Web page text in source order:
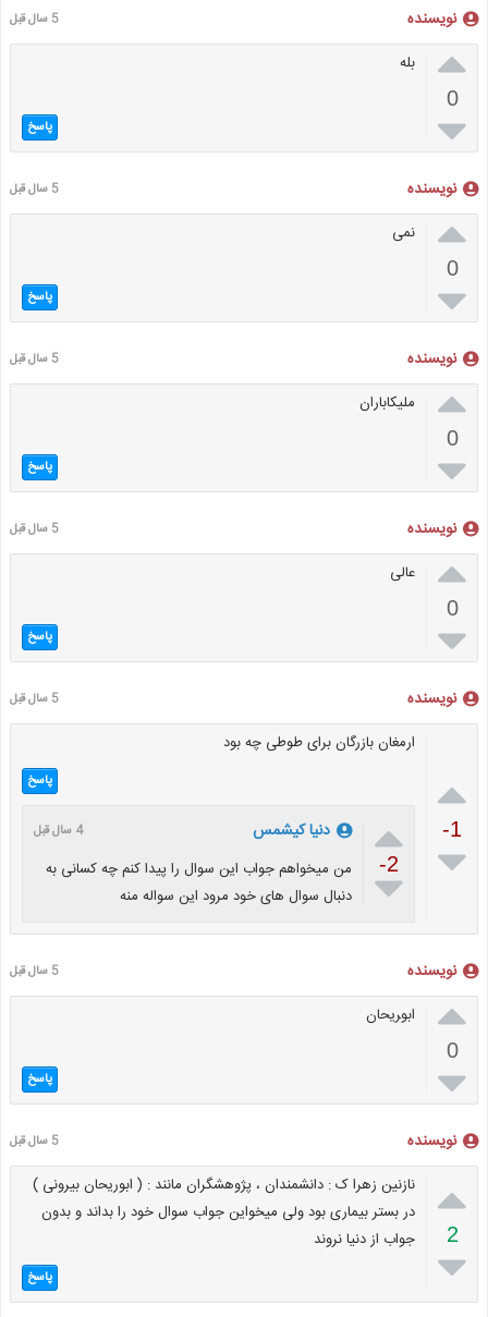
نویسنده 5 سال قبل

0

بله
پاسخ
نویسنده 5 سال قبل

0

نمی
پاسخ
نویسنده 5 سال قبل

0

ملیکاباران
پاسخ
نویسنده 5 سال قبل

0

عالی
پاسخ
نویسنده 5 سال قبل

-1

ارمغان بازرگان برای طوطی چه بود
پاسخ

-2

دنیا کیشمس 4 سال قبل
من میخواهم جواب این سوال را پیدا کنم چه کسانی به
دنبال سوال های خود مرود این سواله منه
نویسنده 5 سال قبل

0

ابو‍ریحان
پاسخ
نویسنده 5 سال قبل

2

نازنین زهرا ک : دانشمندان ، پژوهشگران مانند : ( ابوریحان بیرونی )
در بستر بیماری بود ولی میخواین جواب سوال خود را بداند و بدون
جواب از دنیا نروند
پاسخ